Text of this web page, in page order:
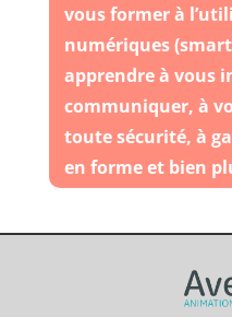
vous former à
numériques
apprendre à vous
communiquer, à
toute sécurité, à
en forme et bien